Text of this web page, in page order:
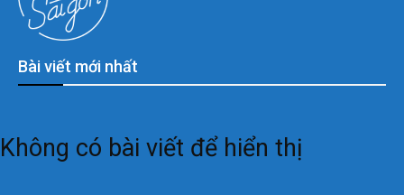
Bài viết mới nhất
Không có bài viết để hiển thị